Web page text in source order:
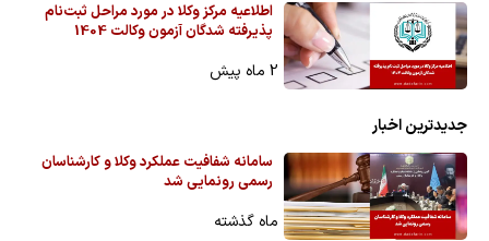
اطلاعیه مرکز وکلا در مورد مراحل ثبت‌نام
پذیرفته شدگان آزمون وکالت 1404
2 ماه پیش
جدیدترین اخبار
سامانه شفافیت عملکرد وکلا و کارشناسان
رسمی رونمایی شد
ماه گذشته